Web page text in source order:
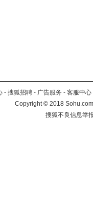
- 搜狐招聘 - 广告服务 - 客服中心
Copyright©2018
搜狐不良信息举